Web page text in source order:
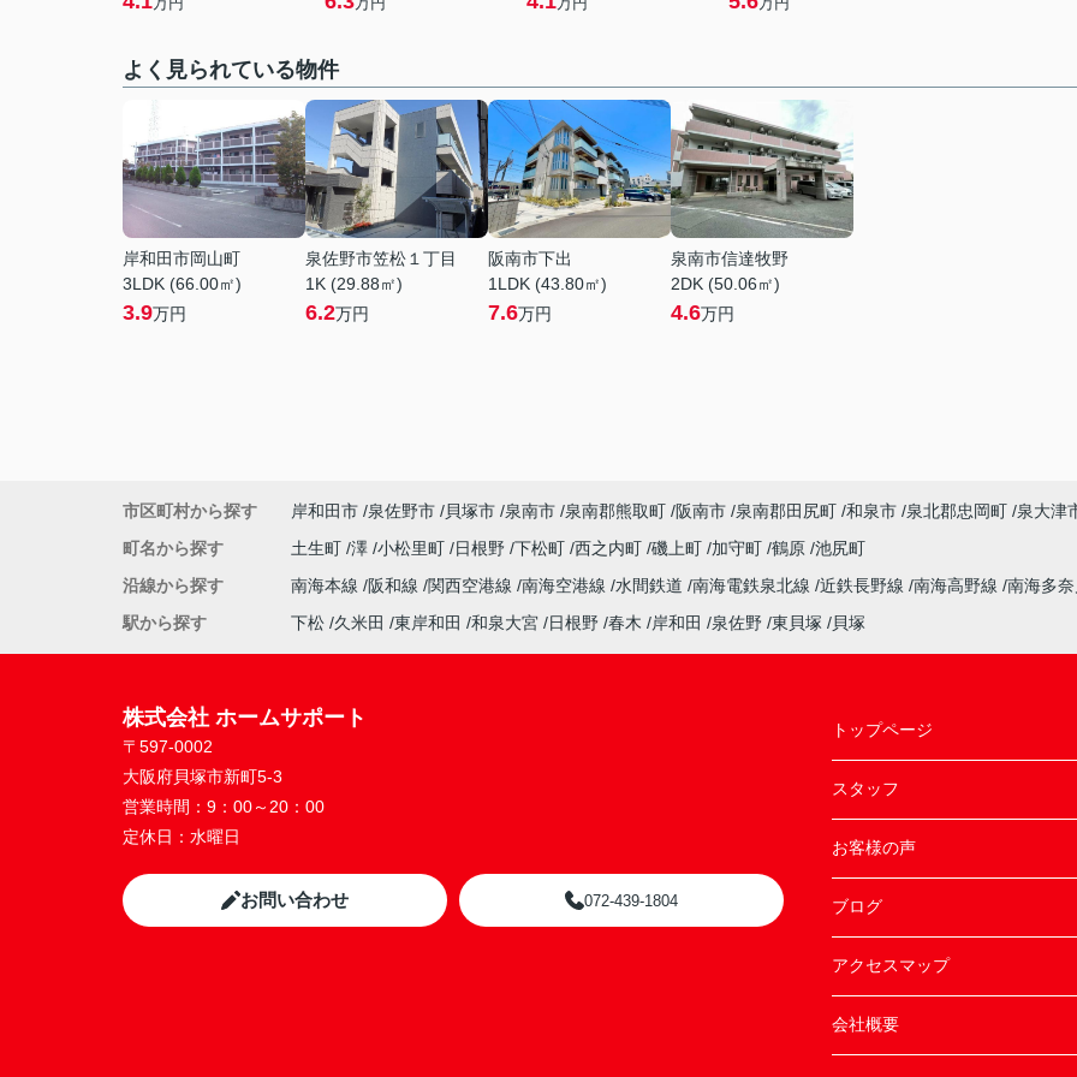
よく見られている物件
岸和田市岡山町
3LDK (66.00㎡)
3.9万円
泉佐野市笠松１丁目
1K (29.88㎡)
6.2万円
阪南市下出
1LDK (43.80㎡)
7.6万円
泉南市信達牧野
2DK (50.06㎡)
4.6万円
市区町村から探す 岸和田市 泉佐野市 貝塚市 泉南市 泉南郡熊取町 阪南市 泉南郡田尻町 和泉市 泉北郡忠岡町 泉大津
町名から探す
土生町 澤 小松里町 日根野 下松町 西之内町 磯上町 加守町 鶴原 池尻町
沿線から探す
南海本線 阪和線 関西空港線 南海空港線 水間鉄道 南海電鉄泉北線 近鉄長野線 南海高野線 南海多
駅から探す
下松 久米田 東岸和田 和泉大宮 日根野 春木 岸和田 泉佐野 東貝塚 貝塚
株式会社 ホームサポート
〒597-0002
大阪府貝塚市新町5-3
営業時間： 9：00～20：00
定休日： 水曜日
お問い合わせ 072-439-1804
トップページ
スタッフ
お客様の声
ブログ
アクセスマップ
会社概要